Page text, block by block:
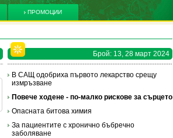
ПРОМОЦИИ
Брой: 13, 28 март 2024
В САЩ одобриха първото лекарство срещу
измръзване
Повече ходене - по-малко рискове за сърцето
Опасната битова химия
За пациентите с хронично бъбречно
заболяване